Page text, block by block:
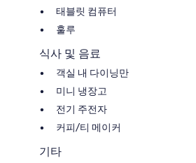
태블릿 컴퓨터
훌루
식사 및 음료
객실 내 다이닝만
미니 냉장고
전기 주전자
커피/티 메이커
기타